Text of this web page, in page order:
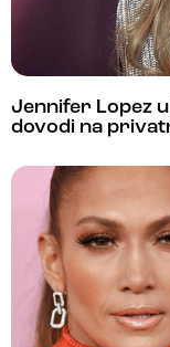
Jennifer Lopez
dovodi na